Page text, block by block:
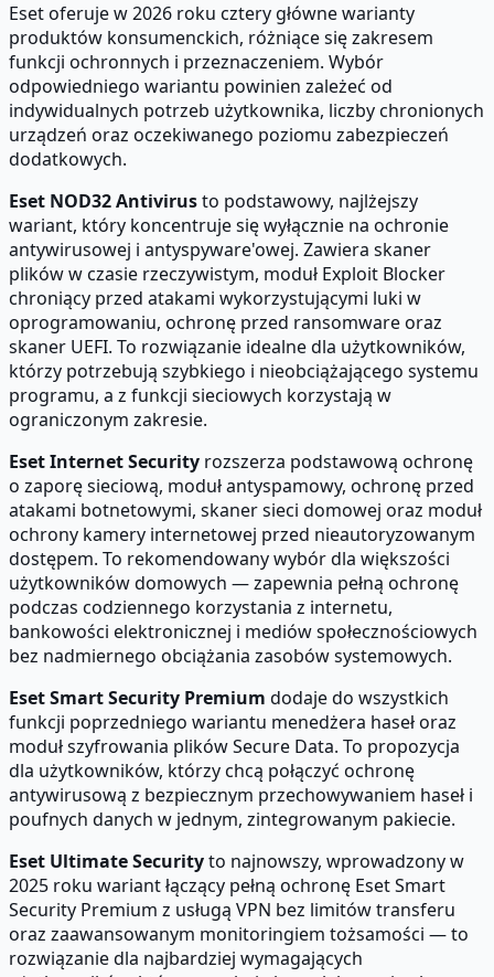
Eset oferuje w 2026 roku cztery główne warianty
produktów konsumenckich, różniące się zakresem
funkcji ochronnych i przeznaczeniem. Wybór
odpowiedniego wariantu powinien zależeć od
indywidualnych potrzeb użytkownika, liczby chronionych
urządzeń oraz oczekiwanego poziomu zabezpieczeń
dodatkowych.
Eset NOD32 Antivirusto podstawowy, najlżejszy
wariant, który koncentruje się wyłącznie na ochronie
antywirusowej i antyspyware'owej. Zawiera skaner
plików w czasie rzeczywistym, moduł Exploit Blocker
chroniący przed atakami wykorzystującymi luki w
oprogramowaniu, ochronę przed ransomware oraz
skaner UEFI. To rozwiązanie idealne dla użytkowników,
którzy potrzebują szybkiego i nieobciążającego systemu
programu, a z funkcji sieciowych korzystają w
ograniczonym zakresie.
Eset Internet Security rozszerza podstawową ochronę
o zaporę sieciową, moduł antyspamowy, ochronę przed
atakami botnetowymi, skaner sieci domowej oraz moduł
ochrony kamery internetowej przed nieautoryzowanym
dostępem. To rekomendowany wybór dla większości
użytkowników domowych — zapewnia pełną ochronę
podczas codziennego korzystania z internetu,
bankowości elektronicznej i mediów społecznościowych
bez nadmiernego obciążania zasobów systemowych.
Eset Smart Security Premium dodaje do wszystkich
funkcji poprzedniego wariantu menedżera haseł oraz
moduł szyfrowania plików Secure Data. To propozycja
dla użytkowników, którzy chcą połączyć ochronę
antywirusową z bezpiecznym przechowywaniem haseł i
poufnych danych w jednym, zintegrowanym pakiecie.
Eset Ultimate Securityto najnowszy, wprowadzony w
2025 roku wariant łączący pełną ochronę Eset Smart
Security Premium z usługą VPN bez limitów transferu
oraz zaawansowanym monitoringiem tożsamości — to
rozwiązanie dla najbardziej wymagających